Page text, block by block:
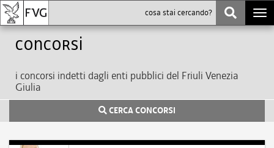
Concorsi
i concorsi indetti dagli enti pubblici del Friuli Venezia
Giulia
CERCA CONCORSI